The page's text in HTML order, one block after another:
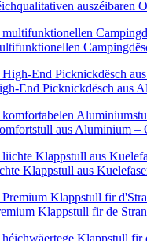
auszéibaren
End Picknickdësch aus
aus Aluminium –
Klappstull aus
Klappstull fir de